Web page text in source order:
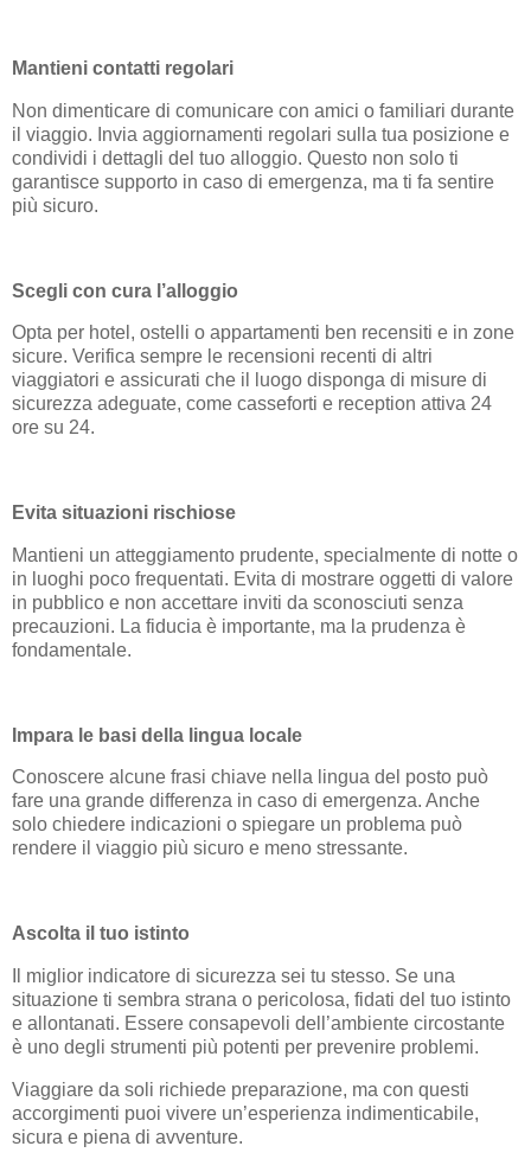
Mantieni contatti regolari
Non dimenticare di comunicare con amici o familiari durante
il viaggio. Invia aggiornamenti regolari sulla tua posizione e
condividi i dettagli del tuo alloggio. Questo non solo ti
garantisce supporto in caso di emergenza, ma ti fa sentire
più sicuro.
Scegli con cura l’alloggio
Opta per hotel, ostelli o appartamenti ben recensiti e in zone
sicure. Verifica sempre le recensioni recenti di altri
viaggiatori e assicurati che il luogo disponga di misure di
sicurezza adeguate, come casseforti e reception attiva 24
ore su 24.
Evita situazioni rischiose
Mantieni un atteggiamento prudente, specialmente di notte o
in luoghi poco frequentati. Evita di mostrare oggetti di valore
in pubblico e non accettare inviti da sconosciuti senza
precauzioni. La fiducia è importante, ma la prudenza è
fondamentale.
Impara le basi della lingua locale
Conoscere alcune frasi chiave nella lingua del posto può
fare una grande differenza in caso di emergenza. Anche
solo chiedere indicazioni o spiegare un problema può
rendere il viaggio più sicuro e meno stressante.
Ascolta il tuo istinto
Il miglior indicatore di sicurezza sei tu stesso. Se una
situazione ti sembra strana o pericolosa, fidati del tuo istinto
e allontanati. Essere consapevoli dell’ambiente circostante
è uno degli strumenti più potenti per prevenire problemi.
Viaggiare da soli richiede preparazione, ma con questi
accorgimenti puoi vivere un’esperienza indimenticabile,
sicura e piena di avventure.